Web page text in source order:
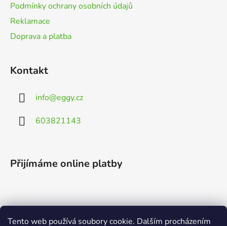
Tento web používá soubory cookie. Dalším procházením
Podmínky ochrany osobních údajů
Reklamace
Doprava a platba
Kontakt
info@eggy.cz
603821143
Přijímáme online platby